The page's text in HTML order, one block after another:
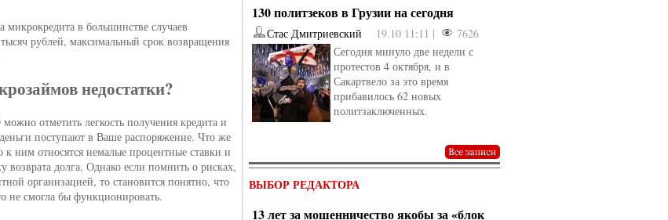
от Ирина Иновели от kotyaravesel
микрокредита в большинстве случаев
тысяч рублей, максимальный срок возвращения
недостатки?
отметить легкость получения кредита и
деньги поступают в Ваше распоряжение. Что же
к ним относятся немалые процентные ставки и
возврата долга. Однако если помнить о рисках,
организацией, то становится понятно, что
не смогла бы функционировать.
130 политзеков в Грузии на сегодня
Стас Дмитриевский 19.10 11:11 |
7626
Сегодня минуло две недели с
протестов 4 октября, и в
Сакартвело за это время
прибавилось 62 новых
политзаключенных.
ВЫБОР РЕДАКТОРА
13 лет за мошенничество якобы за «блок